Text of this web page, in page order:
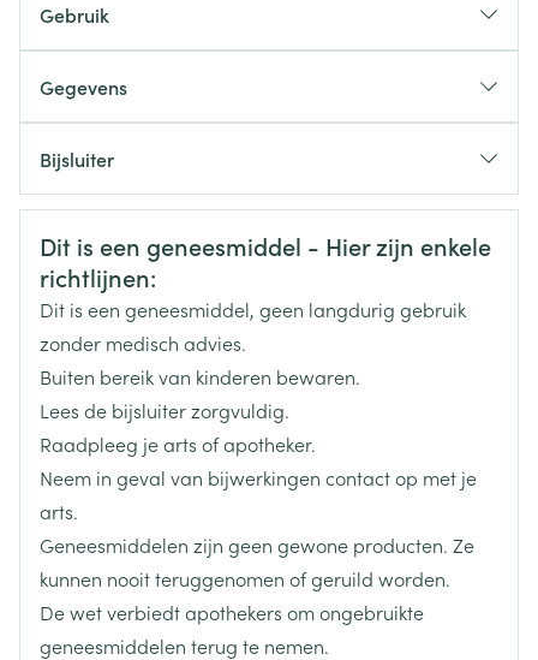
Gebruik
Gegevens
Organisaties Arega Pharma NV, Teva Belgium
Merken
Breedte 65 mm
Lengte
Diepte 45 mm
Verpakking
100
Actieve
Ingrediënten
pramipexol dihydrochloride
Bijsluiter
Nederlands
Duits Frans
Veiligheidsinformatie
Dit is een geneesmiddel - Hier zijn enkele
richtlijnen:
Dit is een geneesmiddel, geen langdurig gebruik
zonder medisch advies.
Buiten bereik van kinderen bewaren.
Lees de bijsluiter zorgvuldig.
Raadpleeg je arts of apotheker.
Neem in geval van bijwerkingen contact op met je
arts.
Geneesmiddelen zijn geen gewone producten. Ze
kunnen nooit teruggenomen of geruild worden.
De wet verbiedt apothekers om ongebruikte
geneesmiddelen terug te nemen.